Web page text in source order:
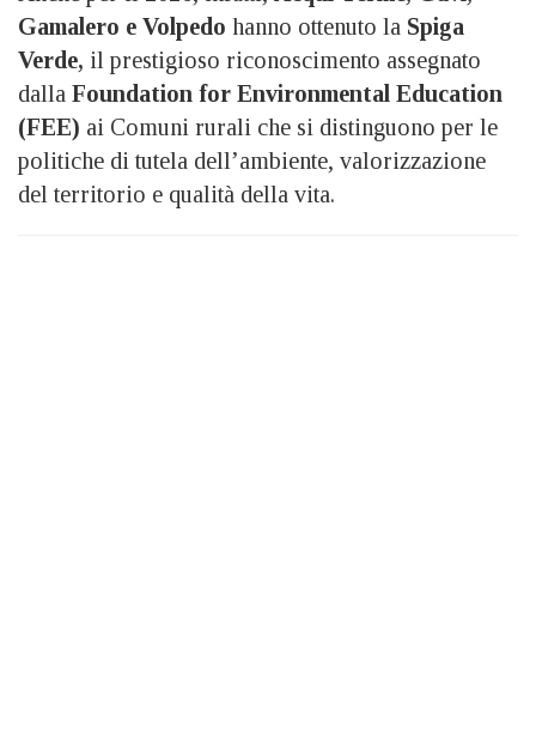
Gamalero e Volpedo hanno ottenuto la Spiga
Verde, il prestigioso riconoscimento assegnato
dalla Foundation for Environmental Education
(FEE) ai Comuni rurali che si distinguono per le
politiche di tutela dell’ambiente, valorizzazione
del territorio e qualità della vita.